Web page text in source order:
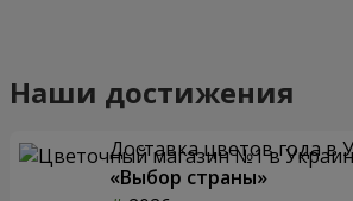
Наши достижения
Доставка цветов года в
«Выбор страны»